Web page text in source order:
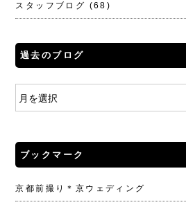
スタッフブログ (68)
過去のブログ
ブックマーク
京都前撮り＊京ウェディング